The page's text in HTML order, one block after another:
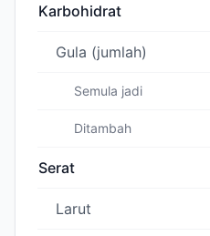
Karbohidrat
Gula (jumlah)
Semula jadi
Ditambah
Serat
Larut